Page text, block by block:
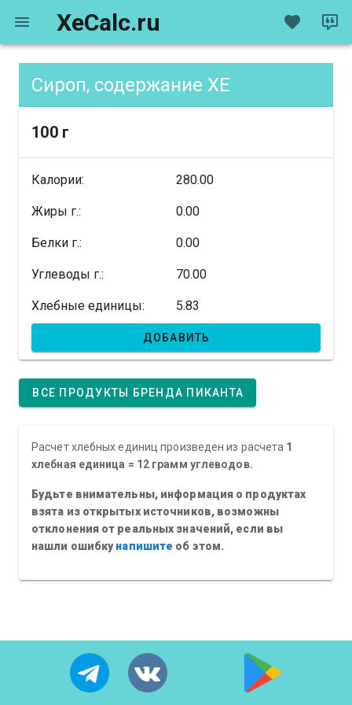
XeCalc.ru
Сироп, содержание XE
100 г
Калории: 280.00
Жиры г.: 0.00
Белки г.: 0.00
Углеводы г.: 70.00
Хлебные единицы: 5.83
ДОБАВИТЬ
ВСЕ ПРОДУКТЫ БРЕНДА ПИКАНТА
Расчет хлебных единиц произведен из расчета 1
хлебная единица = 12 грамм углеводов.
Будьте внимательны, информация о продуктах
взята из открытых источников, возможны
отклонения от реальных значений, если вы
нашли ошибкунапишите об этом.